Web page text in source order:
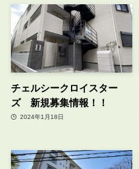
チェルシークロイスター
ズ 新規募集情報！！
2024年1月18日